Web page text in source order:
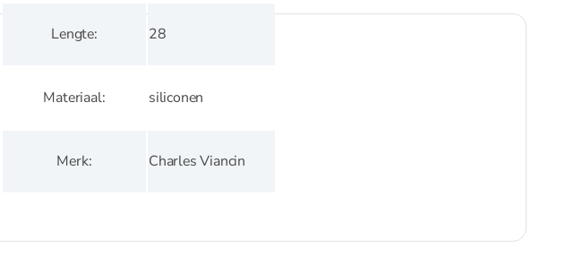
Lengte 28
Materiaal siliconen
Merk Charles Viancin